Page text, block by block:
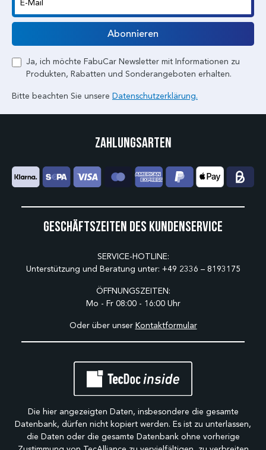
E-Mail
Abonnieren
Ja, ich möchte FabuCar Newsletter mit Informationen zu
Produkten, Rabatten und Sonderangeboten erhalten.
Bitte beachten Sie unsere Datenschutzerklärung.
Geschäftszeiten des Kundenservice
SERVICE-HOTLINE:
Unterstützung und Beratung unter: +49 2336 – 8193175
ÖFFNUNGSZEITEN:
Mo - Fr 08:00 - 16:00 Uhr
Oder über unser Kontaktformular
Zahlungsarten
Die hier angezeigten Daten, insbesondere die gesamte
Datenbank, dürfen nicht kopiert werden. Es ist zu unterlassen,
die Daten oder die gesamte Datenbank ohne vorherige